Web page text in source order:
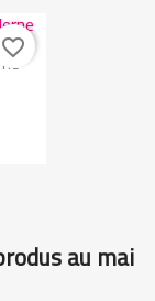
favorite_border
au mai